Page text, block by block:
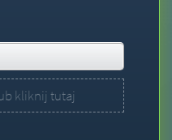
kliknij tutaj